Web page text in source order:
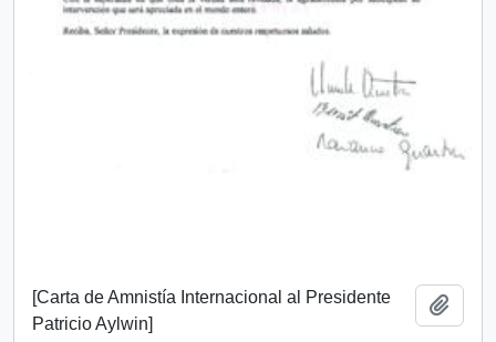
[Carta de Amnistía Internacional al Presidente
Patricio Aylwin]